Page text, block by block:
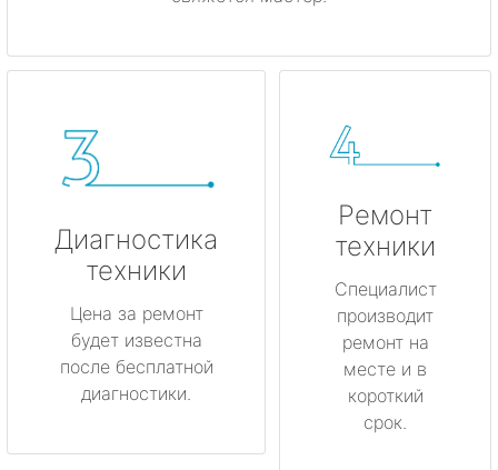
Диагностика
техники
Цена за ремонт
будет известна
после бесплатной
диагностики.
Ремонт
техники
Специалист
производит
ремонт на
месте и в
короткий
срок.